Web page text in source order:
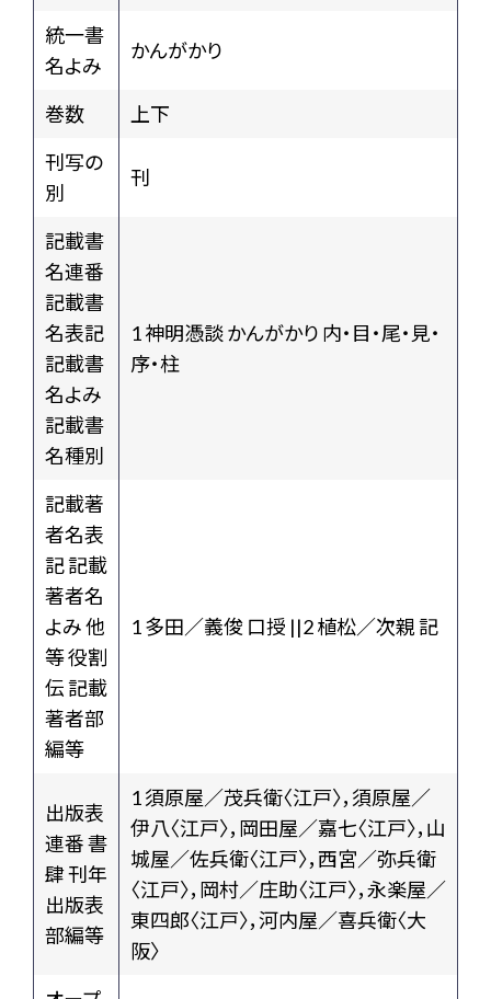
統一書
名よみ
かんがかり
巻数
上下
刊写の
別
刊
記載書
名連番
記載書
名表記
記載書
名よみ
記載書
名種別
1 神明憑談 かんがかり 内・目・尾・見・
序・柱
記載著
者名表
記 記載
著者名
よみ 他
等 役割
伝 記載
著者部
編等
1 多田／義俊 口授 ||2 植松／次親 記
出版表
連番 書
肆 刊年
出版表
部編等
1 須原屋／茂兵衛〈江戸〉，須原屋／
伊八〈江戸〉，岡田屋／嘉七〈江戸〉，山
城屋／佐兵衛〈江戸〉，西宮／弥兵衛
〈江戸〉，岡村／庄助〈江戸〉，永楽屋／
東四郎〈江戸〉，河内屋／喜兵衛〈大
阪〉